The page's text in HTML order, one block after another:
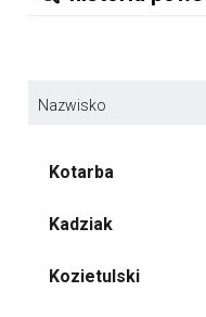
Nazwisko
Kotarba
Kadziak
Kozietulski